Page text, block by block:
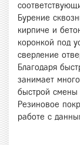
Бурение
кирпиче и
коронкой под
сверление
Благодаря
занимает
быстрой смены
Резиновое
работе с